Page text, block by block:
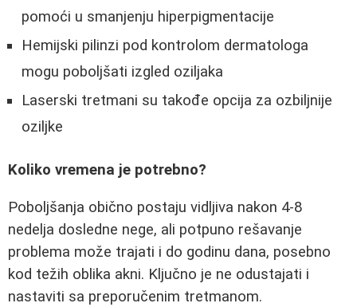
pomoći u smanjenju hiperpigmentacije
Hemijski pilinzi pod kontrolom dermatologa
mogu poboljšati izgled oziljaka
Laserski tretmani su takođe opcija za ozbiljnije
oziljke
Koliko vremena je potrebno?
Poboljšanja obično postaju vidljiva nakon 4-8
nedelja dosledne nege, ali potpuno rešavanje
problema može trajati i do godinu dana, posebno
kod težih oblika akni. Ključno je ne odustajati i
nastaviti sa preporučenim tretmanom.